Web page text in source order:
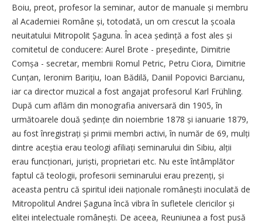
Boiu, preot, profesor la seminar, autor de manuale și membru
al Academiei Române și, totodată, un om crescut la școala
neuitatului Mitropolit Șaguna. În acea ședință a fost ales și
comitetul de conducere: Aurel Brote - pre­ședinte, Dimitrie
Comșa - secretar, membrii Romul Petric, Petru Ciora, Dimitrie
Cunțan, Ieronim Barițiu, Ioan Bădilă, Daniil Popovici Barcianu,
iar ca director muzical a fost angajat profesorul Karl Frühling.
După cum aflăm din monografia aniversară din 1905, în
următoarele două ședințe din noiembrie 1878 și ianuarie 1879,
au fost înregistrați și primii membri activi, în număr de 69, mulți
dintre aceștia erau teologi afiliați seminarului din Sibiu, alții
erau funcționari, juriști, proprietari etc. Nu este întâmplător
faptul că teologii, profesorii seminarului erau prezenți, și
aceasta pentru că spiritul ideii naționale românești inoculată de
Mitropolitul Andrei Șaguna încă vibra în sufletele clericilor și
elitei intelectuale românești. De aceea, Reuniunea a fost pusă